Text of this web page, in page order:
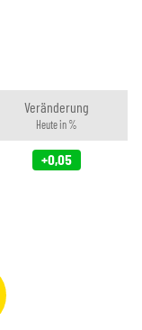
Veränderung
Heute in %
+0,05